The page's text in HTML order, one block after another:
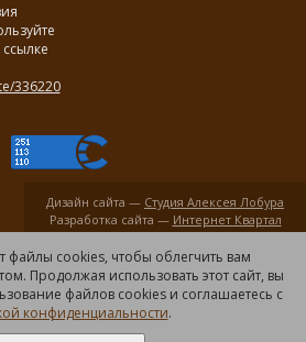
Дизайн сайта — Студия Алексея Лобура
Разработка сайта — Интернет Квартал
336220
файлы cookies, чтобы облегчить вам
Продолжая использовать этот сайт, вы
файлов cookies и соглашаетесь с
конфиденциальности.